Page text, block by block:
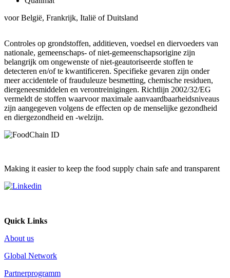
voor België, Frankrijk, Italië of Duitsland
Controles op grondstoffen, additieven, voedsel en diervoeders van
nationale, gemeenschaps- of niet-gemeenschapsorigine zijn
belangrijk om ongewenste of niet-geautoriseerde stoffen te
detecteren en/of te kwantificeren. Specifieke gevaren zijn onder
meer accidentele of frauduleuze besmetting, chemische residuen,
diergeneesmiddelen en verontreinigingen. Richtlijn 2002/32/EG
vermeldt de stoffen waarvoor maximale aanvaardbaarheidsniveaus
zijn aangegeven volgens de effecten op de menselijke gezondheid
en diergezondheid en -welzijn.
Making it easier to keep the food supply chain safe and transparent
Quick Links
About us
Global Network
Partnerprogramm